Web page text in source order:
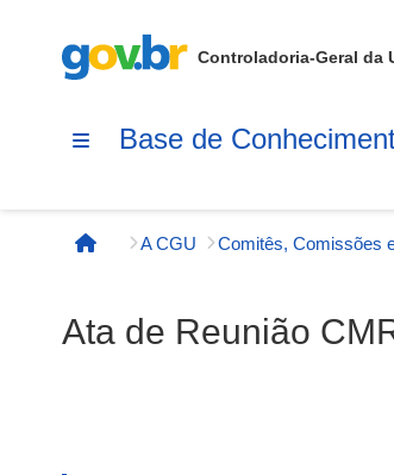
Controladoria-Geral da
Base de
Página inicial
A CGU
Ata de Reunião